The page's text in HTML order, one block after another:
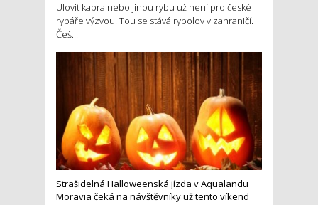
Ulovit kapra nebo jinou rybu už není pro české
rybáře výzvou. Tou se stává rybolov v zahraničí.
Češ...
Strašidelná Halloweenská jízda v Aqualandu
Moravia čeká na návštěvníky už tento víkend